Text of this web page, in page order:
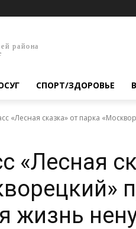
района
СПОРТ/ЗДОРОВЬЕ
«Лесная сказка» от парка
«Лесная
жизнь